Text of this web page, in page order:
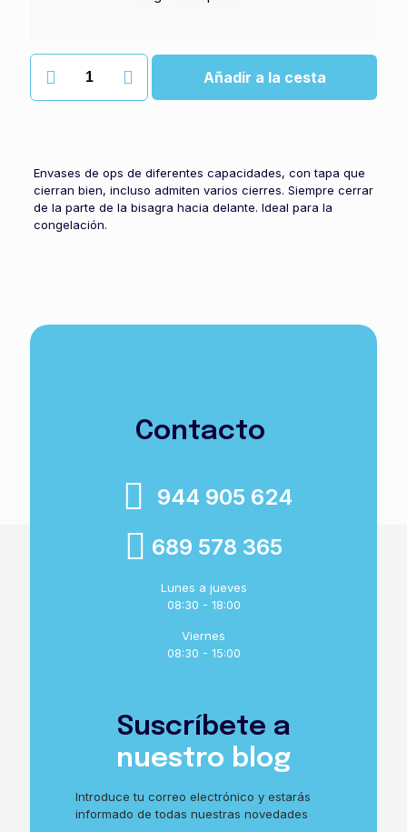
Envase
cantidad
Añadir a la cesta
Envases de ops de diferentes capacidades, con tapa que
cierran bien, incluso admiten varios cierres. Siempre cerrar
de la parte de la bisagra hacia delante. Ideal para la
congelación.
Contacto
944 905 624
689 578 365
Lunes a jueves
08:30 - 18:00
Viernes
08:30 - 15:00
Suscríbete a
nuestro blog
Introduce tu correo electrónico y estarás
informado de todas nuestras novedades